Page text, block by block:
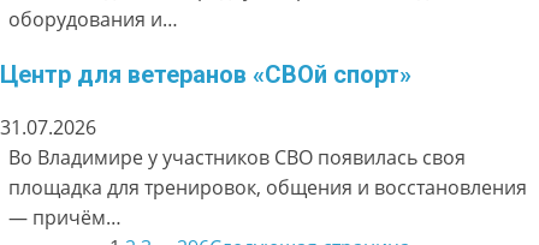
оборудования и…
Центр для ветеранов «СВОй спорт»
31.07.2026
Во Владимире у участников СВО появилась своя
площадка для тренировок, общения и восстановления
— причём…